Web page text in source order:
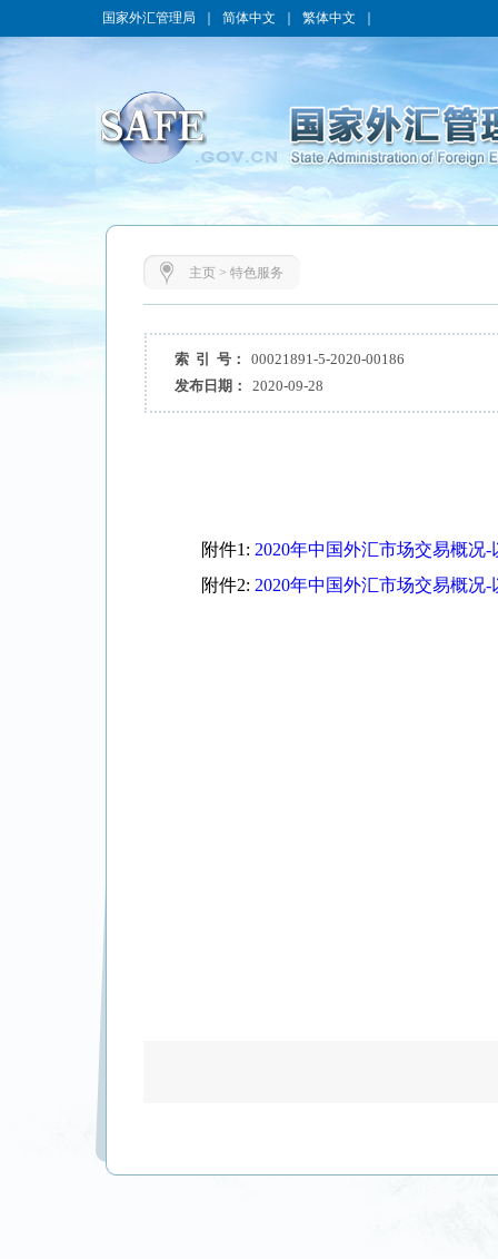
国家外汇管理局 简体中文 繁体中文
主页> 特色服务
索 引 号：
00021891-5-2020-00186
发布日期：
2020-09-28
附件1: 2020年中国外汇市场交易概况-
附件2: 2020年中国外汇市场交易概况